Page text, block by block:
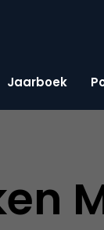
Jaarboek